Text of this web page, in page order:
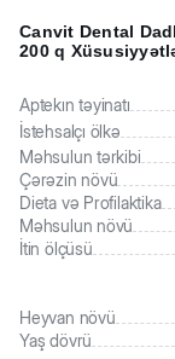
Canvit Dental
200 q
Aptekın təyinatı
İstehsalçı ölkə
Məhsulun tərkibi
Çərəzin növü
Dieta və Profilaktika
Məhsulun növü
İtin ölçüsü
Heyvan növü
Yaş dövrü